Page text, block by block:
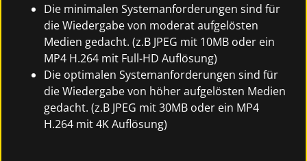
Die minimalen Systemanforderungen sind für
die Wiedergabe von moderat aufgelösten
Medien gedacht. (z.B JPEG mit 10MB oder ein
MP4 H.264 mit Full-HD Auflösung)
Die optimalen Systemanforderungen sind für
die Wiedergabe von höher aufgelösten Medien
gedacht. (z.B JPEG mit 30MB oder ein MP4
H.264 mit 4K Auflösung)